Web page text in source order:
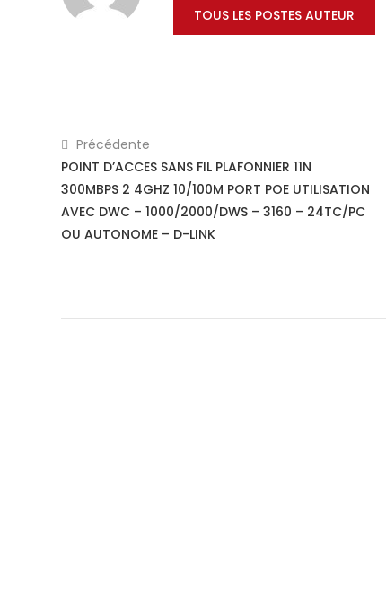
TOUS LES POSTES AUTEUR
Précédente
POINT D’ACCES SANS FIL PLAFONNIER 11N
300MBPS 2 4GHZ 10/100M PORT POE UTILISATION
AVEC DWC – 1000/2000/DWS – 3160 – 24TC/PC
OU AUTONOME – D-LINK